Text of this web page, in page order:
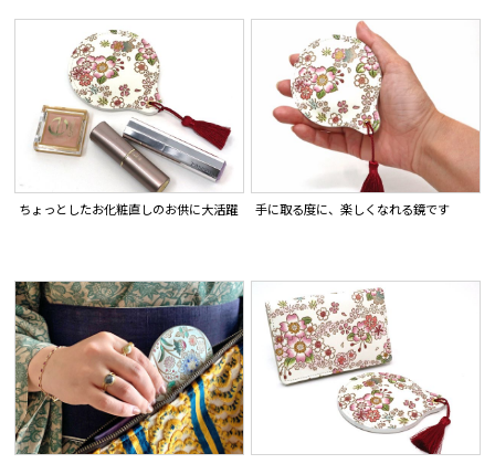
ちょっとしたお化粧直しのお供に大活躍 手に取る度に、楽しくなれる鏡です